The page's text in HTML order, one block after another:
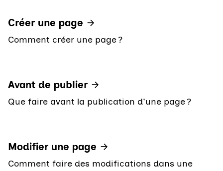
Créer une page
Comment créer une page ?
Avant de publier
Que faire avant la publication d'une page ?
Modifier une page
Comment faire des modifications dans une